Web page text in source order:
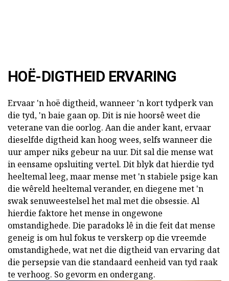
HOË-DIGTHEID ERVARING
Ervaar 'n hoë digtheid, wanneer 'n kort tydperk van
die tyd, 'n baie gaan op. Dit is nie hoorsê weet die
veterane van die oorlog. Aan die ander kant, ervaar
dieselfde digtheid kan hoog wees, selfs wanneer die
uur amper niks gebeur na uur. Dit sal die mense wat
in eensame opsluiting vertel. Dit blyk dat hierdie tyd
heeltemal leeg, maar mense met 'n stabiele psige kan
die wêreld heeltemal verander, en diegene met 'n
swak senuweestelsel het mal met die obsessie. Al
hierdie faktore het mense in ongewone
omstandighede. Die paradoks lê in die feit dat mense
geneig is om hul fokus te verskerp op die vreemde
omstandighede, wat net die digtheid van ervaring dat
die persepsie van die standaard eenheid van tyd raak
te verhoog. So gevorm en ondergang.